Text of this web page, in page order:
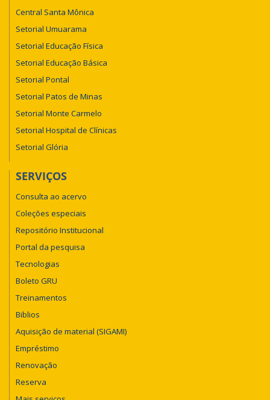
Central Santa Mônica
Setorial Umuarama
Setorial Educação Física
Setorial Educação Básica
Setorial Pontal
Setorial Patos de Minas
Setorial Monte Carmelo
Setorial Hospital de Clínicas
Setorial Glória
SERVIÇOS
Consulta ao acervo
Coleções especiais
Repositório Institucional
Portal da pesquisa
Tecnologias
Boleto GRU
Treinamentos
Biblios
Aquisição de material (SIGAMI)
Empréstimo
Renovação
Reserva